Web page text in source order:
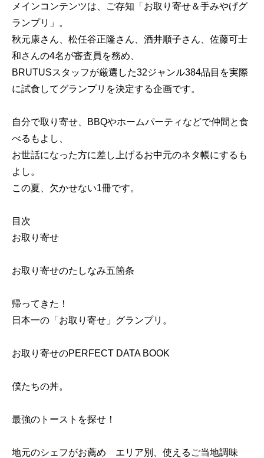
メインコンテンツは、ご存知「お取り寄せ＆手みやげグ
ランプリ」。
秋元康さん、松任谷正隆さん、酒井順子さん、佐藤可士
和さんの4名が審査員を務め、
BRUTUSスタッフが厳選した32ジャンル384品目を実際
に試食してグランプリを決定する企画です。
自分で取り寄せ、BBQやホームパーティなどで仲間と食
べるもよし、
お世話になった方に差し上げるお中元のネタ帳にするも
よし。
この夏、欠かせない1冊です。
目次
お取り寄せ
お取り寄せのたしなみ五箇条
帰ってきた！
日本一の「お取り寄せ」グランプリ。
お取り寄せのPERFECT DATA BOOK
僕たちの丼。
最強のトーストを探せ！
地元のシェフがお薦め エリア別、使えるご当地調味